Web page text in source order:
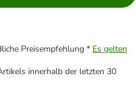
Preisempfehlung * Es gelten
innerhalb der letzten 30